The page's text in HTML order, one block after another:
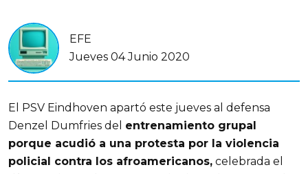
EFE
Jueves 04 Junio 2020
El PSV Eindhoven apartó este jueves al defensa
Denzel Dumfries del entrenamiento grupal
porque acudió a una protesta por la violencia
policial contra los afroamericanos, celebrada el